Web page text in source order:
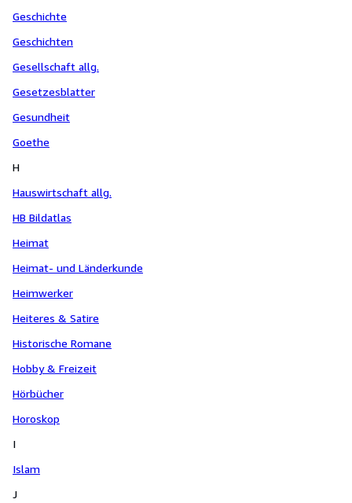
Geschichte
Geschichten
Gesellschaft allg.
Gesetzesblatter
Gesundheit
Goethe
H
Hauswirtschaft allg.
HB Bildatlas
Heimat
Heimat- und Länderkunde
Heimwerker
Heiteres & Satire
Historische Romane
Hobby & Freizeit
Hörbücher
Horoskop
I
Islam
J